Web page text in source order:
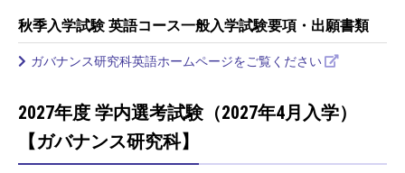
秋季入学試験 英語コース一般入学試験要項・出願書類
ガバナンス研究科英語ホームページをご覧ください
2027年度 学内選考試験（2027年4月入学）
【ガバナンス研究科】